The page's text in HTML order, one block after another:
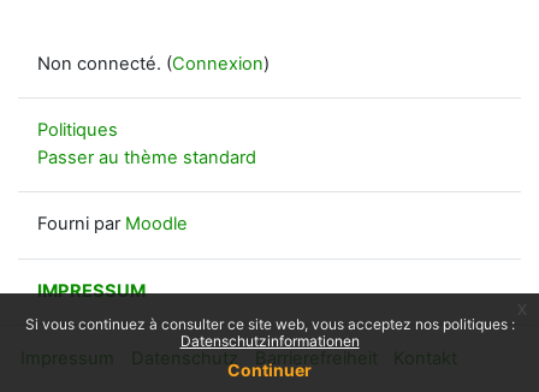
Si vous continuez à consulter ce site web, vous acceptez nos politiques :
Datenschutzinformationen
Continuer
Non connecté. (Connexion)
Politiques
Passer au thème standard
Fourni par Moodle
IMPRESSUM
Impressum Datenschutz Barrierefreiheit Kontakt